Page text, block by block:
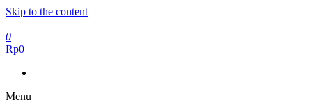
Skip to the content
0
Rp0
Menu